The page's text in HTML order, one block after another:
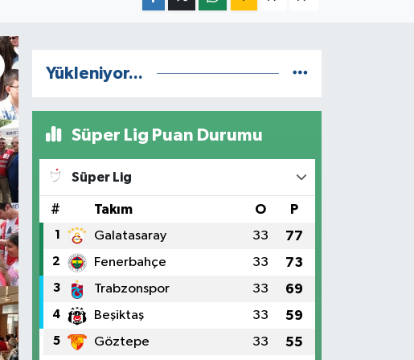
Yükleniyor...
Süper Lig Puan Durumu
Süper Lig
# Takım O P
1 Galatasaray 33 77
2 Fenerbahçe 33 73
3 Trabzonspor 33 69
4 Beşiktaş 33 59
5 Göztepe 33 55